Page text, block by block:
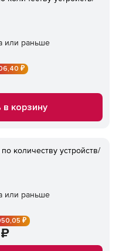
или раньше
₽
корзину
количеству устройств/
или раньше
₽
₽